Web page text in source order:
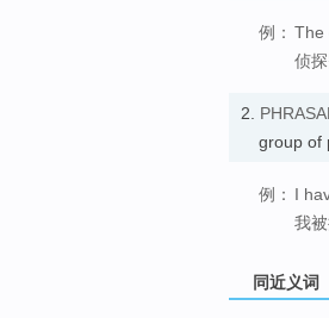
例： The
侦
2.
group of
例： I
我
同近义词